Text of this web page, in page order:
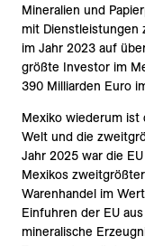
Mineralien und
mit Dienstleistungen
im Jahr 2023 auf
größte Investor im
390 Milliarden Euro
Mexiko wiederum ist
Welt und die
Jahr 2025 war die
Mexikos
Warenhandel im
Einfuhren der EU
mineralische